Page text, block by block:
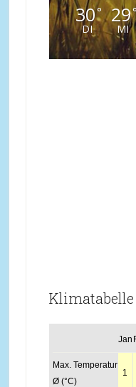
30°
DI
29
MI
Klimatabelle
Jan
Max. Temperatur
Ø (°C)
1